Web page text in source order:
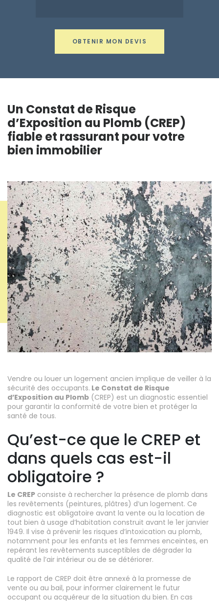
OBTENIR MON DEVIS
Un Constat de Risque
d’Exposition au Plomb (CREP)
fiable et rassurant pour votre
bien immobilier
Vendre ou louer un logement ancien implique de veiller à la
sécurité des occupants. Le Constat de Risque
d’Exposition au Plomb (CREP) est un diagnostic essentiel
pour garantir la conformité de votre bien et protéger la
santé de tous.
Qu’est-ce que le CREP et
dans quels cas est-il
obligatoire ?
Le CREP consiste à rechercher la présence de plomb dans
les revêtements (peintures, plâtres) d’un logement. Ce
diagnostic est obligatoire avant la vente ou la location de
tout bien à usage d’habitation construit avant le 1er janvier
1949. Il vise à prévenir les risques d’intoxication au plomb,
notamment pour les enfants et les femmes enceintes, en
repérant les revêtements susceptibles de dégrader la
qualité de l’air intérieur ou de se détériorer.
Le rapport de CREP doit être annexé à la promesse de
vente ou au bail, pour informer clairement le futur
occupant ou acquéreur de la situation du bien. En cas